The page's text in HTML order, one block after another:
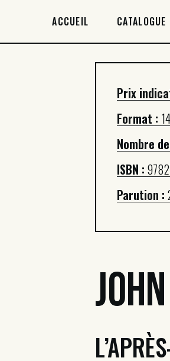
ACCUEIL CATALOGUE
/ RIGHTS
Prix
Format :
Nombre
ISBN :
Parution :